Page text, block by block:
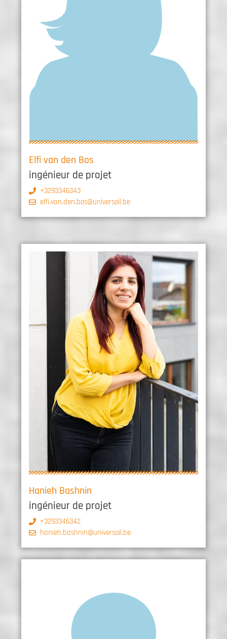
Elfi van den Bos
ingénieur de projet
+3293346343
elfi.van.den.bos@universoil.be
Hanieh Bashnin
ingénieur de projet
+3293346342
hanieh.bashnin@universoil.be